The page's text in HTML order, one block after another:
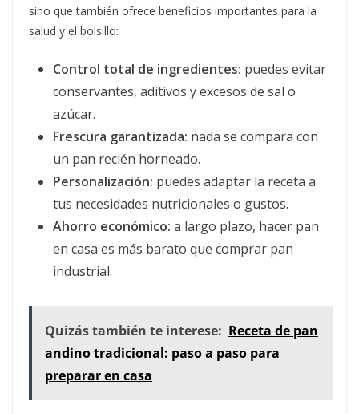
sino que también ofrece beneficios importantes para la
salud y el bolsillo:
Control total de ingredientes: puedes evitar
conservantes, aditivos y excesos de sal o
azúcar.
Frescura garantizada: nada se compara con
un pan recién horneado.
Personalización: puedes adaptar la receta a
tus necesidades nutricionales o gustos.
Ahorro económico: a largo plazo, hacer pan
en casa es más barato que comprar pan
industrial.
Quizás también te interese: Receta de pan
andino tradicional: paso a paso para
preparar en casa